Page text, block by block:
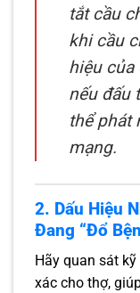
tắt cầu
khi cầu
hiệu của
nếu đấu
thể phát
mạng.
2. Dấu Hiệu
Đang “Đổ
Hãy quan sát
xác cho thợ,